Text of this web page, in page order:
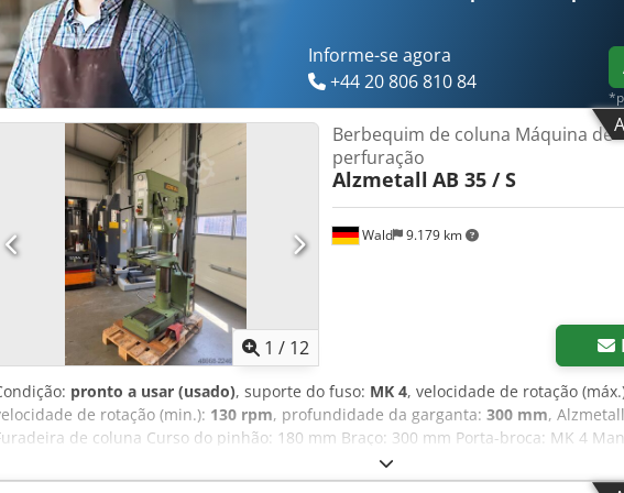
151-153 DE - 44143 Dortmund - Wambel
Informe-se agora
+44 20 806 810 84
1 / 12
Wald 9.179 km
Berbequim de coluna Máquina de
perfuração
Alzmetall AB 35 / S
pronto a usar (usado), suporte do fuso: MK 4, velocidade de rotação
de rotação (min.): 130 rpm, profundidade da garganta: 300 mm,
de coluna Curso do pinhão: 180 mm Braço: 300 mm Porta-broca: MK 4
Velocidade variável: 130 - 3500 rpm Avanço: 0,1 - 0,2 - 0,3 mm/rev Dispositivo de
refrigeração Crodpfjzqy I Tox Ac Ief Morsa Pode visitar-nos para uma inspeção.